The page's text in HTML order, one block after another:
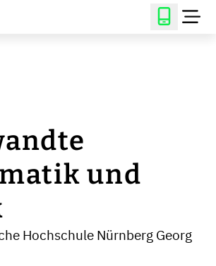
und
Hochschule Nürnberg Georg